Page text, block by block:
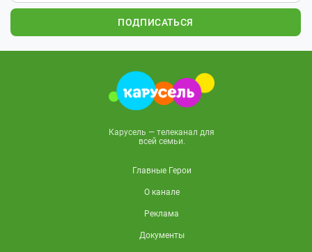
ПОДПИСАТЬСЯ
Карусель — телеканал для
всей семьи.
Главные Герои
О канале
Реклама
Документы